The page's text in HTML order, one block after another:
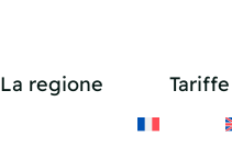
La regione Tariffe